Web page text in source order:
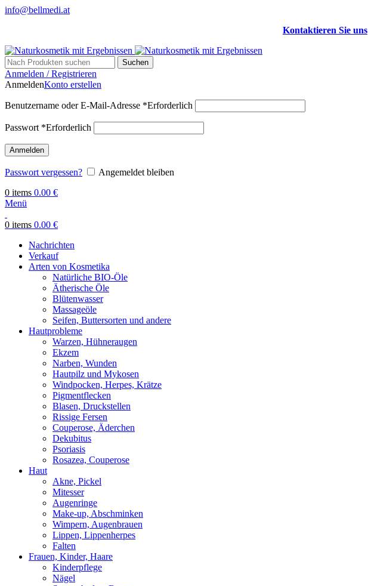
info@bellmedi.at
Kontaktieren Sie uns
Suchen
Anmelden / Registrieren
AnmeldenKonto erstellen
Benutzername oder E-Mail-Adresse *Erforderlich
Passwort *Erforderlich
Anmelden
Passwort vergessen?
Angemeldet bleiben
0 items 0.00 €
Menü
0 items 0.00 €
Nachrichten
Verkauf
Arten von Kosmetika
Natürliche BIO-Öle
Ätherische Öle
Blütenwasser
Massageöle
Seifen, Buttersorten und andere
Hautprobleme
Warzen, Hühneraugen
Ekzem
Narben, Wunden
Hautpilz und Mykosen
Windpocken, Herpes, Krätze
Pigmentflecken
Blasen, Druckstellen
Rissige Fersen
Couperose, Äderchen
Dekubitus
Psoriasis
Rosazea, Couperose
Haut
Akne, Pickel
Mitesser
Augenringe
Make-up, Abschminken
Wimpern, Augenbrauen
Lippen, Lippenherpes
Falten
Frauen, Kinder, Haare
Kinderpflege
Nägel